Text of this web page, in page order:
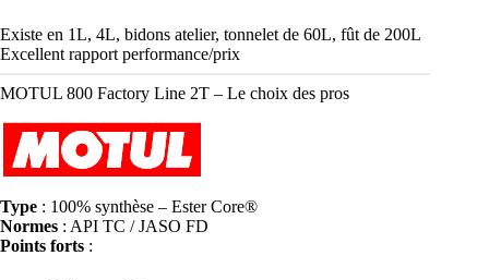
Existe en 1L, 4L, bidons atelier, tonnelet de 60L, fût de 200L
Excellent rapport performance/prix
MOTUL 800 Factory Line 2T – Le choix des pros
Type : 100% synthèse – Ester Core®
Normes : API TC / JASO FD
Points forts :